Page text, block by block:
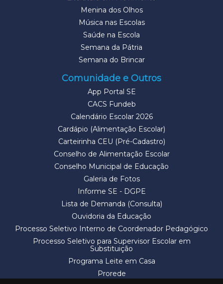
Menina dos Olhos
Música nas Escolas
Saúde na Escola
Semana da Pátria
Semana do Brincar
Comunidade e Outros
App Portal SE
CACS Fundeb
Calendário Escolar 2026
Cardápio (Alimentação Escolar)
Carteirinha CEU (Pré-Cadastro)
Conselho de Alimentação Escolar
Conselho Municipal de Educação
Galeria de Fotos
Informe SE - DGPE
Lista de Demanda (Consulta)
Ouvidoria da Educação
Processo Seletivo Interno de Coordenador Pedagógico
Processo Seletivo para Supervisor Escolar em
Substituição
Programa Leite em Casa
Prorede